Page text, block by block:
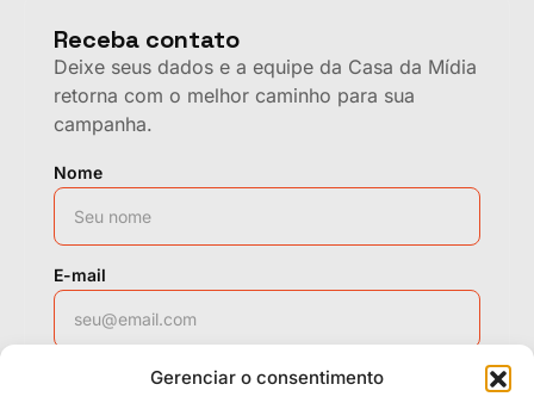
Gerenciar o consentimento
Receba contato
Deixe seus dados e a equipe da Casa da Mídia
retorna com o melhor caminho para sua
campanha.
Nome
E-mail